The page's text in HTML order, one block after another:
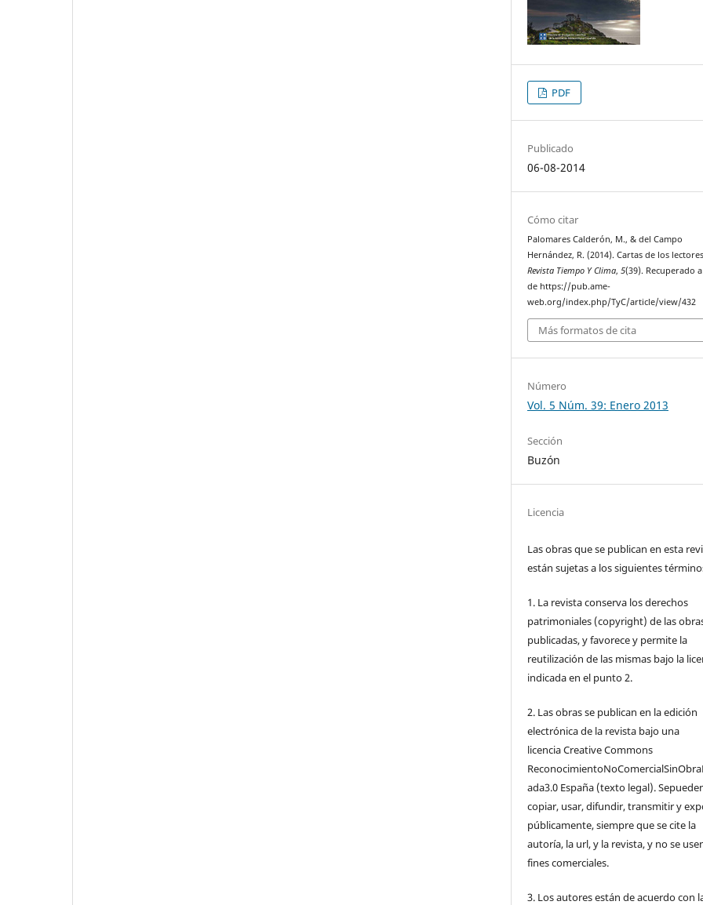
PDF
Publicado
06-08-2014
Cómo citar
Palomares Calderón, M., & del Campo
Hernández, R. (2014). Cartas de los
Revista Tiempo Y Clima,5(39). Recuperado
de https://pub.ame-
web.org/index.php/TyC/article/view/432
Más formatos de cita
Número
Vol. 5 Núm. 39: Enero 2013
Sección
Buzón
Licencia
Las obras que se publican en esta
están sujetas a los siguientes
1. La revista conserva los derechos
patrimoniales (copyright) de las
publicadas, y favorece y permite la
reutilización de las mismas bajo la
indicada en el punto 2.
2. Las obras se publican en la edición
electrónica de la revista bajo una
licencia Creative Commons
ada3.0 España (texto legal).
copiar, usar, difundir, transmitir y
públicamente, siempre que se cite la
autoría, la url, y la revista, y no se
fines comerciales.
3. Los autores están de acuerdo con